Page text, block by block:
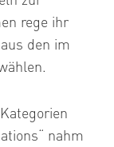
rege ihr
den im
nahm